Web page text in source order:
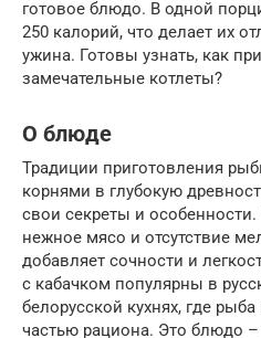
готовое блюдо. В одной
250 калорий, что делает их
ужина. Готовы узнать, как
замечательные котлеты?
О блюде
Традиции приготовления
корнями в глубокую
свои секреты и
нежное мясо и отсутствие
добавляет сочности и
с кабачком популярны в
белорусской кухнях, где
частью рациона. Это блюдо